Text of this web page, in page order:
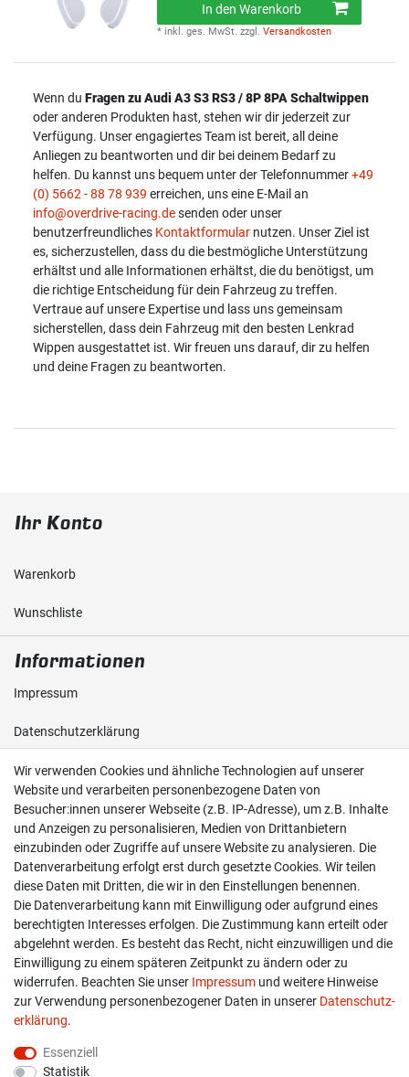
In den Warenkorb
* inkl. ges. MwSt. zzgl.Versandkosten
Wenn du Fragen zu Audi A3 S3 RS3 / 8P 8PA Schaltwippen
oder anderen Produkten hast, stehen wir dir jederzeit zur
Verfügung. Unser engagiertes Team ist bereit, all deine
Anliegen zu beantworten und dir bei deinem Bedarf zu
helfen. Du kannst uns bequem unter der Telefonnummer+49
(0) 5662 - 88 78 939 erreichen, uns eine E-Mail an
info@overdrive-racing.desenden oder unser
benutzerfreundliches Kontaktformular nutzen. Unser Ziel ist
es, sicherzustellen, dass du die bestmögliche Unterstützung
erhältst und alle Informationen erhältst, die du benötigst, um
die richtige Entscheidung für dein Fahrzeug zu treffen.
Vertraue auf unsere Expertise und lass uns gemeinsam
sicherstellen, dass dein Fahrzeug mit den besten Lenkrad
Wippen ausgestattet ist. Wir freuen uns darauf, dir zu helfen
und deine Fragen zu beantworten.
Ihr Konto
Warenkorb
Wunschliste
Informationen
Impressum
Daten­schutz­erklärung
AGB
Shop
Kontakt
Versand & Zahlung
Widerrufs­recht
Widerruf erklären
info@overdrive-racing.de
05662 / 8878939
Wir verwenden Cookies und ähnliche Technologien auf unserer
Website und verarbeiten personenbezogene Daten von
Besucher:innen unserer Webseite (z.B. IP-Adresse), um z.B. Inhalte
und Anzeigen zu personalisieren, Medien von Drittanbietern
einzubinden oder Zugriffe auf unsere Website zu analysieren. Die
Datenverarbeitung erfolgt erst durch gesetzte Cookies. Wir teilen
diese Daten mit Dritten, die wir in den Einstellungen benennen.
Die Datenverarbeitung kann mit Einwilligung oder aufgrund eines
berechtigten Interesses erfolgen. Die Zustimmung kann erteilt oder
abgelehnt werden. Es besteht das Recht, nicht einzuwilligen und die
Einwilligung zu einem späteren Zeitpunkt zu ändern oder zu
widerrufen. Beachten Sie unser Impressum und weitere Hinweise
zur Verwendung personenbezogener Daten in unserer Daten­schutz­
erklärung.
Essenziell
Statistik